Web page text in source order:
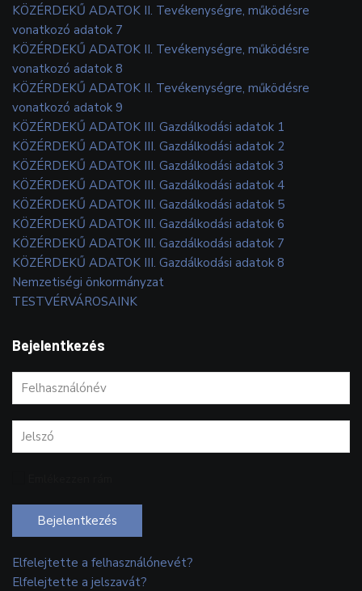
KÖZÉRDEKŰ ADATOK II. Tevékenységre, működésre
vonatkozó adatok 7
KÖZÉRDEKŰ ADATOK II. Tevékenységre, működésre
vonatkozó adatok 8
KÖZÉRDEKŰ ADATOK II. Tevékenységre, működésre
vonatkozó adatok 9
KÖZÉRDEKŰ ADATOK III. Gazdálkodási adatok 1
KÖZÉRDEKŰ ADATOK III. Gazdálkodási adatok 2
KÖZÉRDEKŰ ADATOK III. Gazdálkodási adatok 3
KÖZÉRDEKŰ ADATOK III. Gazdálkodási adatok 4
KÖZÉRDEKŰ ADATOK III. Gazdálkodási adatok 5
KÖZÉRDEKŰ ADATOK III. Gazdálkodási adatok 6
KÖZÉRDEKŰ ADATOK III. Gazdálkodási adatok 7
KÖZÉRDEKŰ ADATOK III. Gazdálkodási adatok 8
Nemzetiségi önkormányzat
TESTVÉRVÁROSAINK
Bejelentkezés
Bejelentkezés
Elfelejtette a felhasználónevét?
Elfelejtette a jelszavát?